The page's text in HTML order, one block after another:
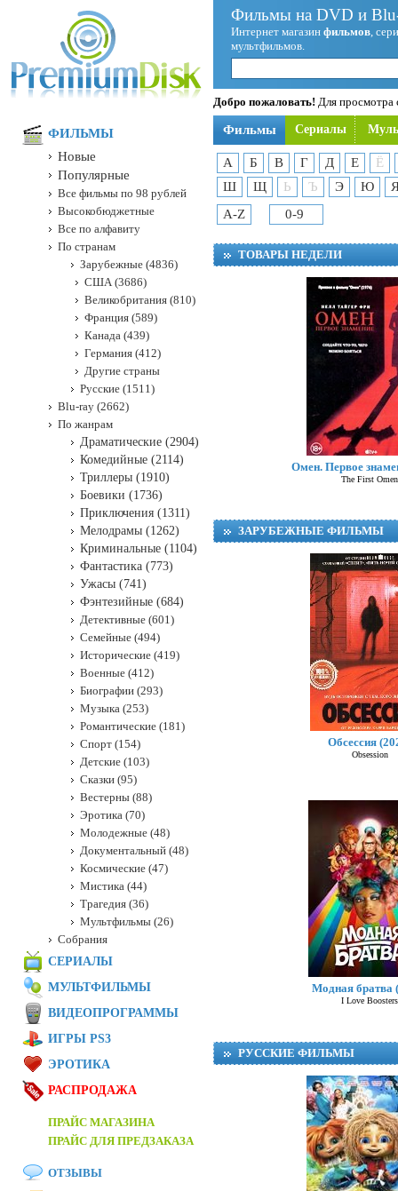
Фильмы на DVD и
Интернет магазин фильмов,
мультфильмов.
Добро пожаловать! Для просмотра
Фильмы Сериалы
А Б В Г Д Е
Ё
Ш
Щ Ь Ъ Э Ю
A-Z
0-9
ТОВАРЫ НЕДЕЛИ
Омен. Первое
The First Omen
ЗАРУБЕЖНЫЕ ФИЛЬМЫ
Обсессия
Obsession
Модная братва
I Love Boosters
РУССКИЕ ФИЛЬМЫ
ФИЛЬМЫ
Новые
Популярные
Все фильмы по 98 рублей
Высокобюджетные
Все по алфавиту
По странам
Зарубежные (4836)
США (3686)
Великобритания (810)
Франция (589)
Канада (439)
Германия (412)
Другие страны
Русские (1511)
Blu-ray (2662)
По жанрам
Драматические (2904)
Комедийные (2114)
Триллеры (1910)
Боевики (1736)
Приключения (1311)
Мелодрамы (1262)
Криминальные (1104)
Фантастика (773)
Ужасы (741)
Фэнтезийные (684)
Детективные (601)
Семейные (494)
Исторические (419)
Военные (412)
Биографии (293)
Музыка (253)
Романтические (181)
Спорт (154)
Детские (103)
Сказки (95)
Вестерны (88)
Эротика (70)
Молодежные (48)
Документальный (48)
Космические (47)
Мистика (44)
Трагедия (36)
Мультфильмы (26)
Собрания
СЕРИАЛЫ
МУЛЬТФИЛЬМЫ
ВИДЕОПРОГРАММЫ
ИГРЫ PS3
ЭРОТИКА
РАСПРОДАЖА
ПРАЙС МАГАЗИНА
ПРАЙС ДЛЯ ПРЕДЗАКАЗА
ОТЗЫВЫ